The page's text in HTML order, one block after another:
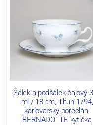
Šálek a podšálek čajový
ml / 18 cm, Thun 1794,
karlovarský porcelán,
BERNADOTTE kytička